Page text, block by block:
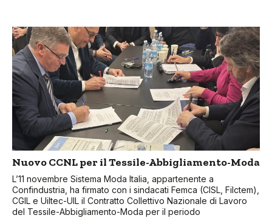
Nuovo CCNL per il Tessile-Abbigliamento-Moda
L’11 novembre Sistema Moda Italia, appartenente a
Confindustria, ha firmato con i sindacati Femca (CISL, Filctem),
CGIL e Uiltec-UIL il Contratto Collettivo Nazionale di Lavoro
del Tessile-Abbigliamento-Moda per il periodo